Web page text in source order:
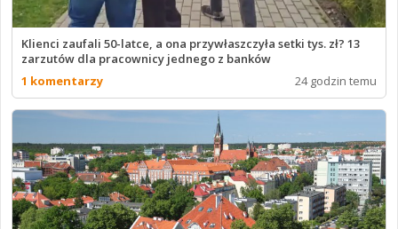
Klienci zaufali 50-latce, a ona przywłaszczyła setki tys. zł? 13
zarzutów dla pracownicy jednego z banków
1 komentarzy
24 godzin temu